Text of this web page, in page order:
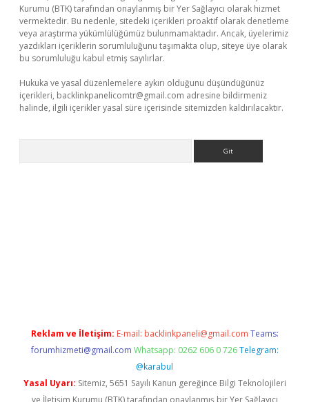
Kurumu (BTK) tarafından onaylanmış bir Yer Sağlayıcı olarak hizmet
vermektedir. Bu nedenle, sitedeki içerikleri proaktif olarak denetleme
veya araştırma yükümlülüğümüz bulunmamaktadır. Ancak, üyelerimiz
yazdıkları içeriklerin sorumluluğunu taşımakta olup, siteye üye olarak
bu sorumluluğu kabul etmiş sayılırlar.
Hukuka ve yasal düzenlemelere aykırı olduğunu düşündüğünüz
içerikleri, backlinkpanelicomtr@gmail.com adresine bildirmeniz
halinde, ilgili içerikler yasal süre içerisinde sitemizden kaldırılacaktır.
Reklam ve İletişim: E-mail: backlinkpaneli@gmail.com Teams:
forumhizmeti@gmail.com Whatsapp: 0262 606 0 726 Telegram:
@karabul
Yasal Uyarı: Sitemiz, 5651 Sayılı Kanun gereğince Bilgi Teknolojileri
ve İletişim Kurumu (BTK) tarafından onaylanmış bir Yer Sağlayıcı